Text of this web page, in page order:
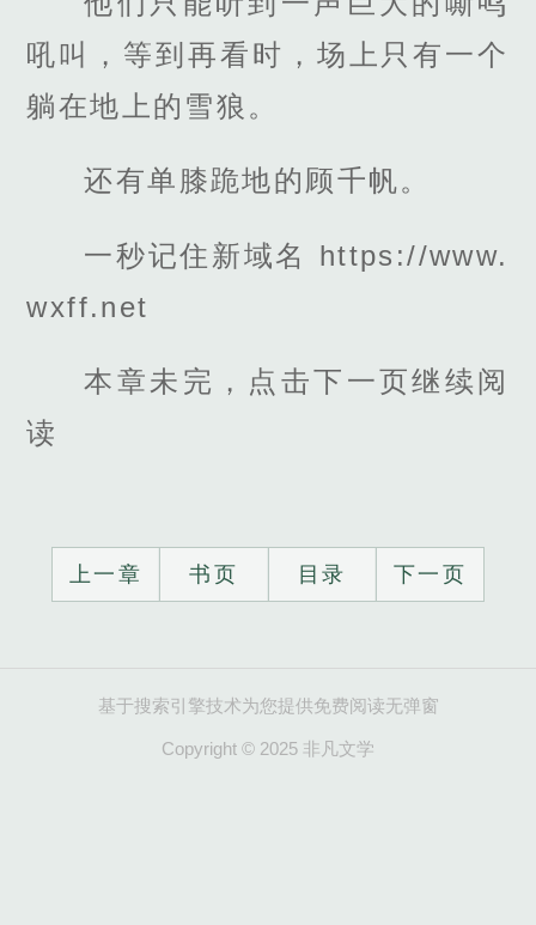
吼叫，等到再看时，场上只有一个
躺在地上的雪狼。
还有单膝跪地的顾千帆。
一秒记住新域名 https://www.
wxff.net
本章未完，点击下一页继续阅
读
上一章 书页 目录 下一页
基于搜索引擎技术为您提供免费阅读无弹窗
Copyright © 2025 非凡文学